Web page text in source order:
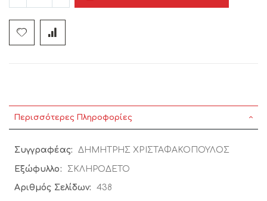
Περισσότερες Πληροφορίες
Περισσότερες
Πληροφορίες
ΔΗΜΗΤΡΗΣ ΧΡΙΣΤΑΦΑΚΟΠΟΥΛΟΣ
ΣΚΛΗΡΟΔΕΤΟ
438